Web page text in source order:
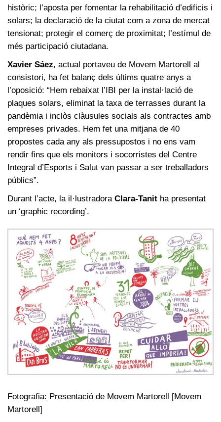
històric; l’aposta per fomentar la rehabilitació d’edificis i
solars; la declaració de la ciutat com a zona de mercat
tensionat; protegir el comerç de proximitat; l’estímul de
més participació ciutadana.
Xavier Sáez, actual portaveu de Movem Martorell al
consistori, ha fet balanç dels últims quatre anys a
l’oposició: “Hem rebaixat l’IBI per la instal·lació de
plaques solars, eliminat la taxa de terrasses durant la
pandèmia i inclòs clàusules socials als contractes amb
empreses privades. Hem fet una mitjana de 40
propostes cada any als pressupostos i no ens vam
rendir fins que els monitors i socorristes del Centre
Integral d’Esports i Salut van passar a ser treballadors
públics”.
Durant l’acte, la il·lustradora Clara-Tanit ha presentat
un ‘graphic recording’.
Fotografia: Presentació de Movem Martorell [Movem
Martorell]